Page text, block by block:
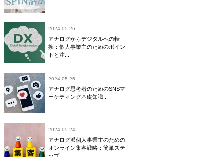
2024.05.26
アナログからデジタルへの転
換：個人事業主のためのポイン
トと注...
2024.05.25
アナログ思考者のためのSNSマ
ーケティング基礎知識...
2024.05.24
アナログ派個人事業主のための
オンライン集客戦略：簡単ステ
ップ...